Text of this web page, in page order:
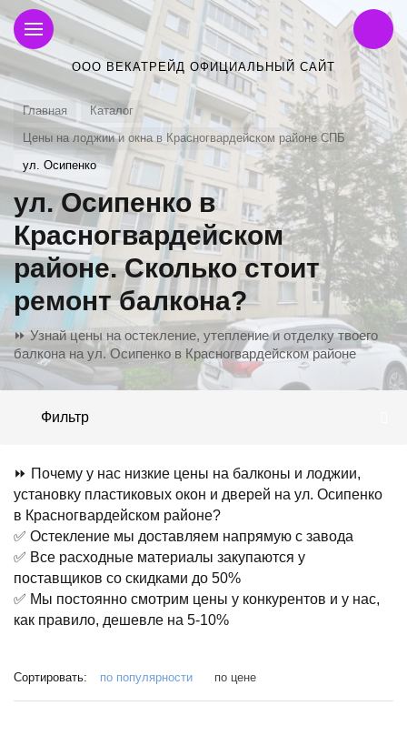
ООО ВЕКАТРЕЙД ОФИЦИАЛЬНЫЙ САЙТ
Главная
Каталог
Цены на лоджии и окна в Красногвардейском районе СПБ
ул. Осипенко
ул. Осипенко в
Красногвардейском
районе. Сколько стоит
ремонт балкона?
⏩ Узнай цены на остекление, утепление и отделку твоего
балкона на ул. Осипенко в Красногвардейском районе
Фильтр
⏩ Почему у нас низкие цены на балконы и лоджии,
установку пластиковых окон и дверей на ул. Осипенко
в Красногвардейском районе?
✅ Остекление мы доставляем напрямую с завода
✅ Все расходные материалы закупаются у
поставщиков со скидками до 50%
✅ Мы постоянно смотрим цены у конкурентов и у нас,
как правило, дешевле на 5-10%
Сортировать: по популярности по цене